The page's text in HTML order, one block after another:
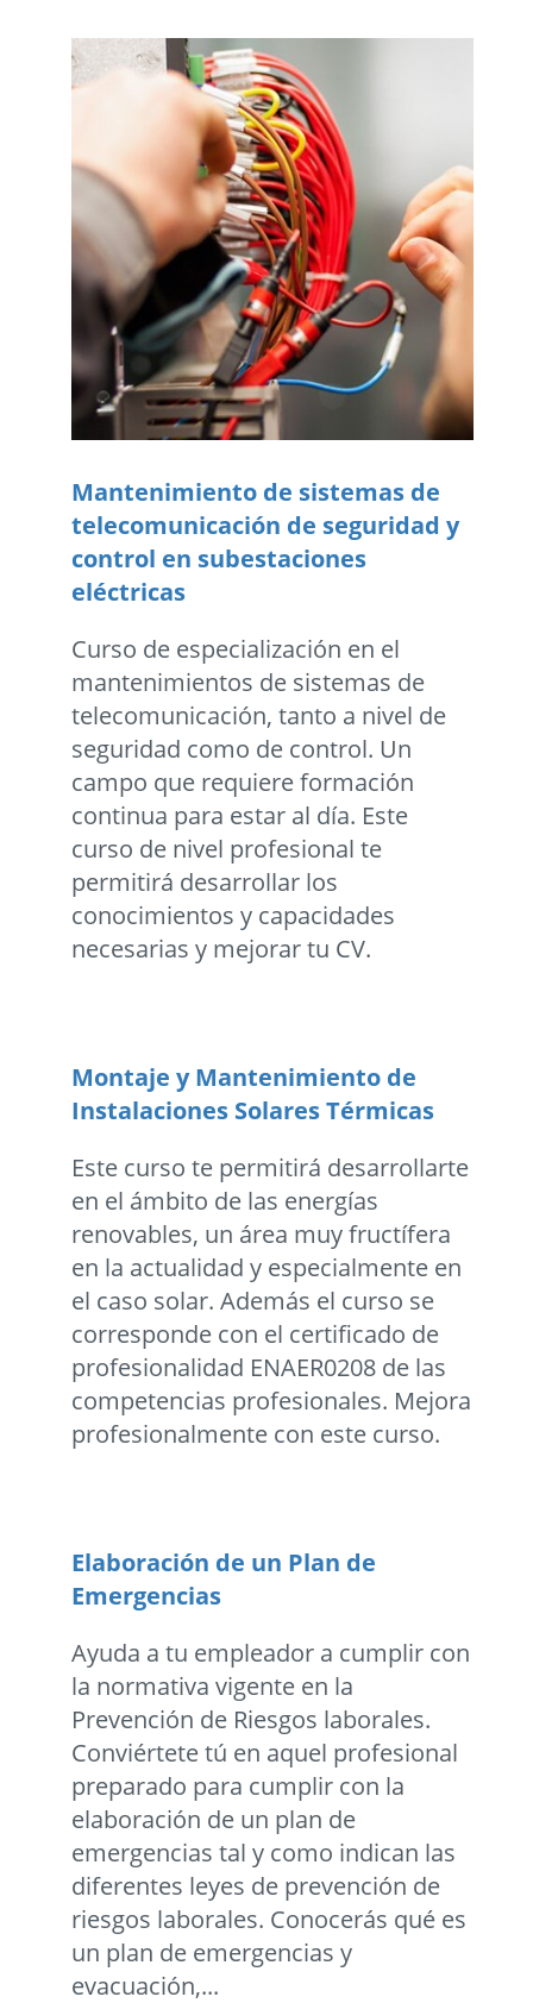
Mantenimiento de sistemas de
telecomunicación de seguridad y
control en subestaciones
eléctricas
Curso de especialización en el
mantenimientos de sistemas de
telecomunicación, tanto a nivel de
seguridad como de control. Un
campo que requiere formación
continua para estar al día. Este
curso de nivel profesional te
permitirá desarrollar los
conocimientos y capacidades
necesarias y mejorar tu CV.
Montaje y Mantenimiento de
Instalaciones Solares Térmicas
Este curso te permitirá desarrollarte
en el ámbito de las energías
renovables, un área muy fructífera
en la actualidad y especialmente en
el caso solar. Además el curso se
corresponde con el certificado de
profesionalidad ENAER0208 de las
competencias profesionales. Mejora
profesionalmente con este curso.
Elaboración de un Plan de
Emergencias
Ayuda a tu empleador a cumplir con
la normativa vigente en la
Prevención de Riesgos laborales.
Conviértete tú en aquel profesional
preparado para cumplir con la
elaboración de un plan de
emergencias tal y como indican las
diferentes leyes de prevención de
riesgos laborales. Conocerás qué es
un plan de emergencias y
evacuación,...